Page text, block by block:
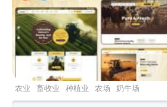
农业 畜牧业 种植业 农场 奶牛场